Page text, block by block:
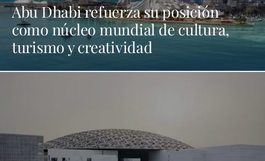
Abu Dhabi refuerza su posición
como núcleo mundial de cultura,
turismo y creatividad